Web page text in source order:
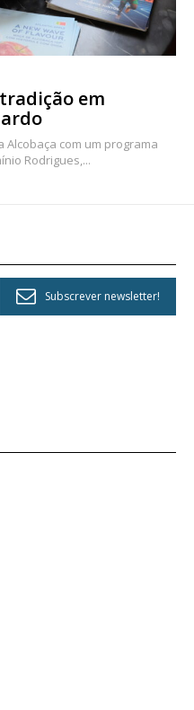
em
Alcobaça com um programa
Rodrigues,...
Subscrever newsletter!